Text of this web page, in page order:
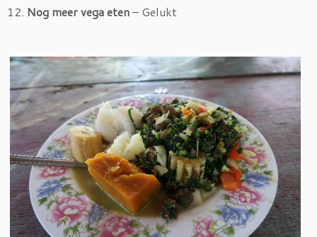
12. Nog meer vega eten– Gelukt